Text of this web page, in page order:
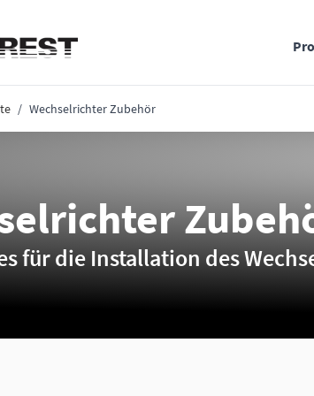
/ Wechselrichter Zubehör
für die Installation des